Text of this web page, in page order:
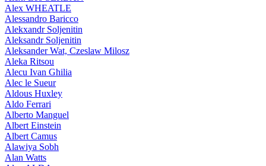
Alex WHEATLE
Alessandro Baricco
Alekxandr Soljenitin
Aleksandr Soljenitin
Aleksander Wat, Czeslaw Milosz
Aleka Ritsou
Alecu Ivan Ghilia
Alec le Sueur
Aldous Huxley
Aldo Ferrari
Alberto Manguel
Albert Einstein
Albert Camus
Alawiya Sobh
Alan Watts